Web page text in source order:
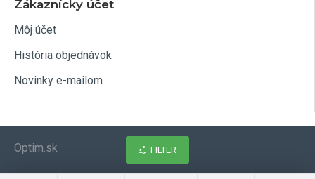
Zákaznícky účet
Môj účet
História objednávok
Novinky e-mailom
Optim.sk FILTER